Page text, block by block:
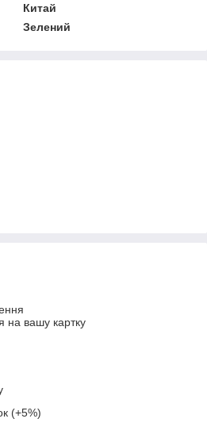
Китай
Зелений
на вашу картку
(+5%)